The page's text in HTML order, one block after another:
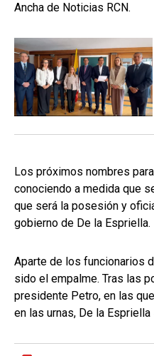
Ancha de Noticias RCN.
Los próximos nombres
conociendo a medida que
que será la posesión y
gobierno de De la Espriella.
Aparte de los funcionarios
sido el empalme. Tras las
presidente Petro, en las
en las urnas, De la